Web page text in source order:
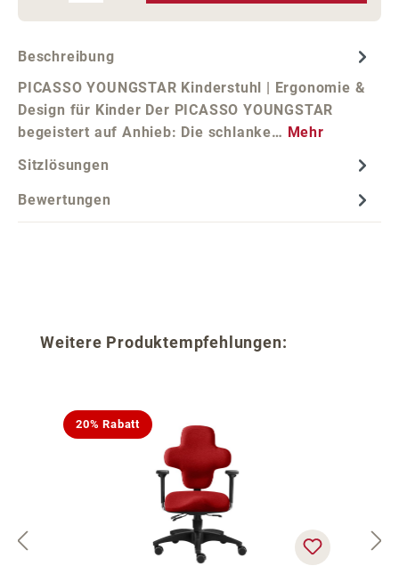
Beschreibung
PICASSO YOUNGSTAR Kinderstuhl | Ergonomie &
Design für Kinder Der PICASSO YOUNGSTAR
begeistert auf Anhieb: Die schlanke… Mehr
Sitzlösungen
Bewertungen
Produktgalerie überspringen
Weitere Produktempfehlungen:
20% Rabatt